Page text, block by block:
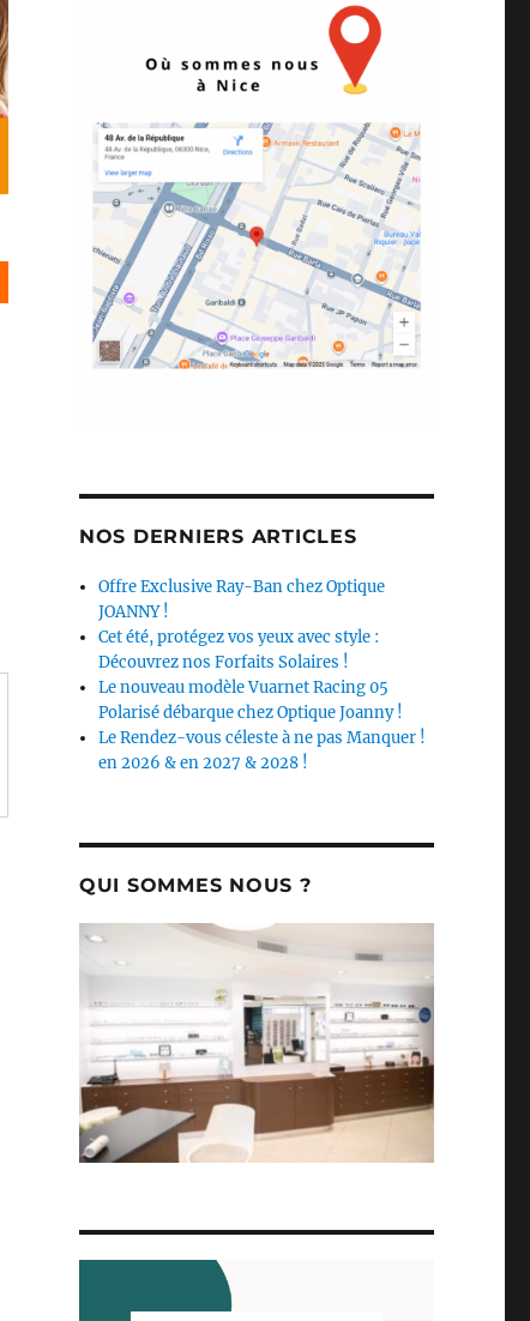
NOS DERNIERS ARTICLES
Offre Exclusive Ray-Ban chez Optique
JOANNY !
Cet été, protégez vos yeux avec style :
Découvrez nos Forfaits Solaires !
Le nouveau modèle Vuarnet Racing 05
Polarisé débarque chez Optique Joanny !
Le Rendez-vous céleste à ne pas Manquer !
en 2026 & en 2027 & 2028 !
QUI SOMMES NOUS ?